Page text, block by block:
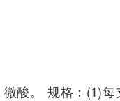
酸。 规格：(1)